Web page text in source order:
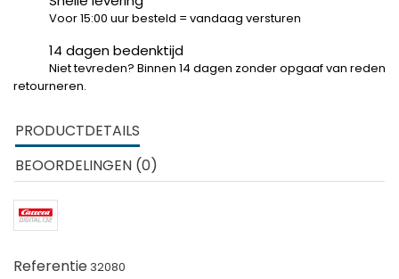
Voor 15:00 uur besteld = vandaag versturen
14 dagen bedenktijd
Niet tevreden? Binnen 14 dagen zonder opgaaf van reden
retourneren.
PRODUCTDETAILS
BEOORDELINGEN (0)
Referentie 32080